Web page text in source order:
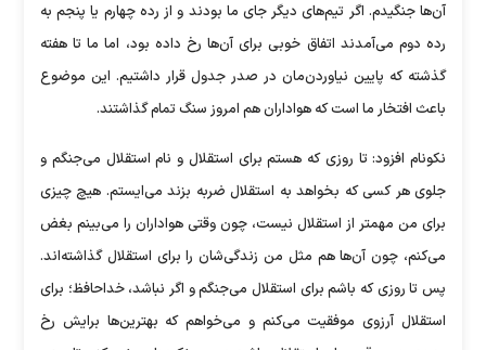
آن‌ها جنگیدم. اگر تیم‌های دیگر جای ما بودند و از رده چهارم یا پنجم به
رده دوم می‌آمدند اتفاق خوبی برای آن‌ها رخ داده بود، اما ما تا هفته
گذشته که پایین نیاوردن‌مان در صدر جدول قرار داشتیم. این موضوع
باعث افتخار ما است که هواداران هم امروز سنگ تمام گذاشتند.
نکونام افزود: تا روزی که هستم برای استقلال و نام استقلال می‌جنگم و
جلوی هر کسی که بخواهد به استقلال ضربه بزند می‌ایستم. هیچ چیزی
برای من مهمتر از استقلال نیست، چون وقتی هواداران را می‌بینم بغض
می‌کنم، چون آن‌ها هم مثل من زندگی‌شان را برای استقلال گذاشته‌اند.
پس تا روزی که باشم برای استقلال می‌جنگم و اگر نباشد، خداحافظ؛ برای
استقلال آرزوی موفقیت می‌کنم و می‌خواهم که بهترین‌ها برایش رخ